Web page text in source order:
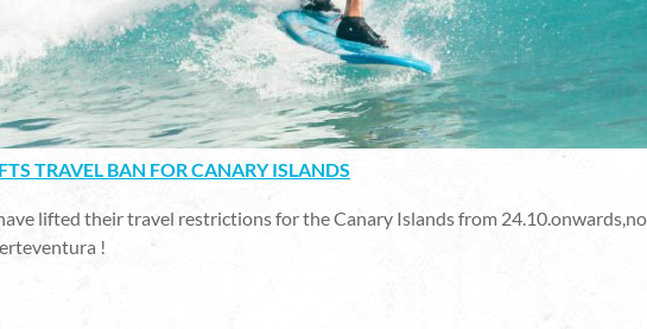
TRAVEL BAN FOR CANARY ISLANDS
lifted their travel restrictions for the Canary Islands from
!